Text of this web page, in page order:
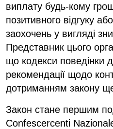
виплату будь-кому
позитивного відгуку
заохочень у вигляді
Представник цього
що кодекси поведінки
рекомендації щодо
дотриманням закону
Закон стане першим
Confescercenti